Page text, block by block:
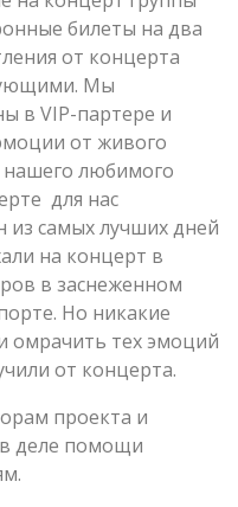
билеты на два
от концерта
Мы
в VIP-партере и
от живого
нашего любимого
для нас
из самых лучших дней
на концерт в
в заснеженном
Но никакие
омрачить тех эмоций
от концерта.
проекта и
в деле помощи